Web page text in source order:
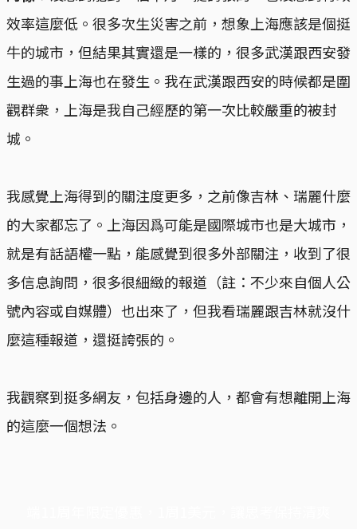
效率這麼低。很多次生災害之前，想象上海應該是個挺
牛的城市，但結果其實還是一樣的，很多武漢跟西安發
生過的事上海也在發生。我在武漢跟西安的時候都是圍
觀群衆，上海是我自己經歷的第一次比較嚴重的被封
城。
我感覺上海得到的關注度更多，之前像吉林、瑞麗什麼
的大家都忘了。上海因爲可能是國際城市也是大城市，
就是有話語權一點，能感覺到很多外部關注，收到了很
多信息詢問，很多很細緻的報道（註：不少來自個人公
號內容或自媒體）也出來了，但我看瑞麗跟吉林就沒什
麼這種報道，還挺誇張的。
我觀察到挺多網友，包括身邊的人，都會有想離開上海
的這麼一個想法。